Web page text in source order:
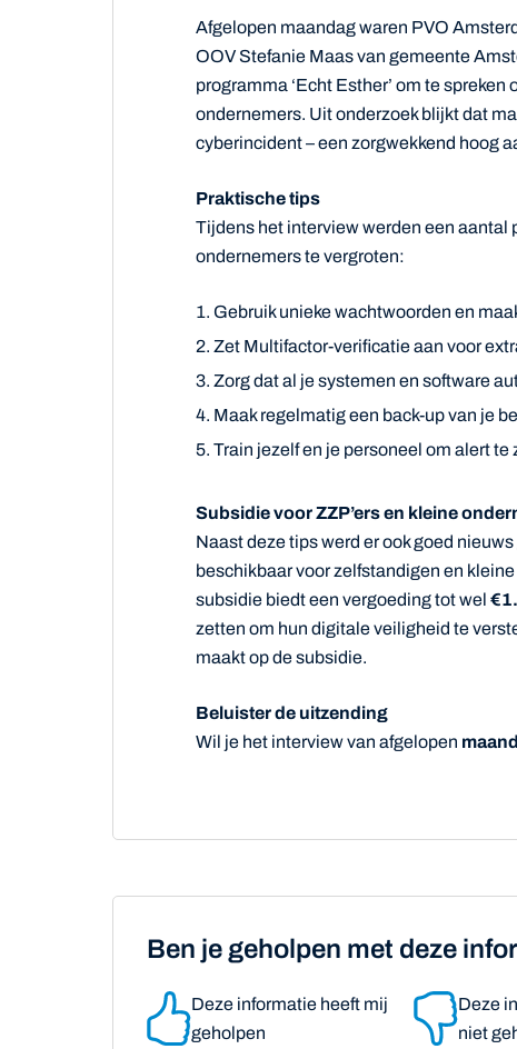
Afgelopen maandag waren PVO
OOV Stefanie Maas van gemeente
programma ‘Echt Esther’ om te
ondernemers. Uit onderzoek blijkt dat
cyberincident – een zorgwekkend hoog
Praktische tips
Tijdens het interview werden een aantal
ondernemers te vergroten:
Gebruik unieke wachtwoorden en
Zet Multifactor-verificatie aan voor
Zorg dat al je systemen en software
Maak regelmatig een back-up van je
Train jezelf en je personeel om alert te
Subsidie voor ZZP’ers en kleine
Naast deze tips werd er ook goed
beschikbaar voor zelfstandigen en
subsidie biedt een vergoeding tot wel
zetten om hun digitale veiligheid te
maakt op de subsidie.
Beluister de uitzending
Wil je het interview van afgelopen
Ben je geholpen met deze
Deze informatie heeft mij
geholpen
Deze
niet